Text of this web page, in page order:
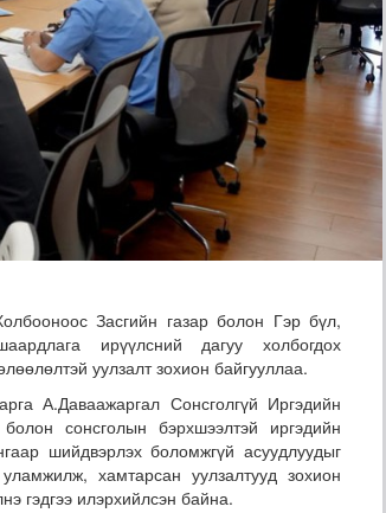
Засгийн газар болон Гэр бүл,
ирүүлсний дагуу холбогдох
уулзалт зохион байгууллаа.
А.Даваажаргал Сонсголгүй Иргэдийн
сонсголын бэрхшээлтэй иргэдийн
шийдвэрлэх боломжгүй асуудлуудыг
хамтарсан уулзалтууд зохион
гэдгээ илэрхийлсэн байна.